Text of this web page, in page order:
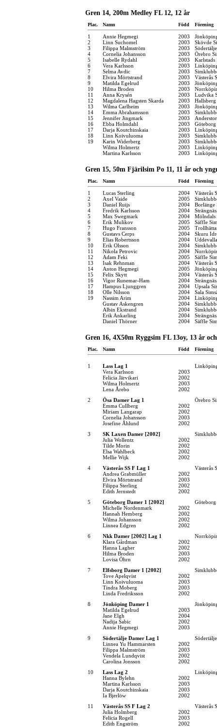
Gren 14, 200m Medley FL 12, 12 år
Plac. Namn Född Förening
1 Annie Hegmegi 2003
2
Linn Suchomel 2003
Skövde
3
Filippa Malmström 2003
4
Cornelia Johansson 2003
Örebro
5
Isabelle Rydahl 2003
Karlstads
6
Vera Karlsson 2003
7
Selma Avdic 2003
8
Elvira Mörtstrand 2003
Västerås
9
Matilda Egelrud 2003
10
Hilma Broden 2003
11
Anna Krysén 2003
Ludvika
12
Magdalena Hagsten Skarda 2003
13
Wilma Carlheim 2003
14
Emma Abrahamsson 2003
15
Jennifer Jingmark 2003
16
Ebba Holmdahl 2003
Göteborg
17
Darja Koutchinskaia 2003
18
Linn Koivuluoma 2003
19
Karin Widerberg 2003
Wilma Holmertz
2003
Martina Karlsson
2003
Gren 15, 50m Fjärilsim Po 11, 11 år och
Plac. Namn Född Förening
1 Lucas Sterling 2004
Västerås
2
Axel Vaide 2005
3
Daniel Ruijs 2004
Borlänge
4
Fredrik Karlsson 2004
5
Max Swegmark 2004
Mölndals
6
Erik Mulikov 2005
Säffle
7
Hugo Fransson 2005
8
Gustavs Cerps 2004
Skuru
9
Elias Robertsson 2004
10
Erik Olsson 2004
11
Nikola Petrovic 2004
12
Adam Feki 2005
Säffle
13
Isak Rehnman 2004
Västerås
14
Anton Hegmegi 2005
15
Felix Skytt 2004
Västerås
16
Vigor Runemar-Ham 2004
17
Hampus Ljunggren 2004
Upsala
18
Olle Nilsson 2004
Sala
19
Nassim Arim 2004
Gustav Askengren
2004
Albin Ekstrand
2004
Erik Ankarling
2004
Daniel Thörner
2004 Säffle
Gren 16, 4X50m Ryggsim FL 13oy, 13 år
Plac. Namn Född Förening
1 Lass Lag 1
Vera Karlsson
2003
Felicia Järvikari
2002
Wilma Holmertz
2003
Lena Årebo
2002
2
Ösa Damer Lag 1
Örebro
Emma Cullberg
2002
Miriam Langarap
2002
Cornelia Johansson
2003
Josefine Åhlund
2002
3
SK Laxen Damer [2002]
Julia Wollentz
2002
Tilde Morin
2002
Elsa Wahlbeck
2002
Mellie Wijk
2002
4
Västerås SS F Lag 1
Västerås
Andrea Grabmüller
2002
Elvira Mörtstrand
2003
Filippa Sterling
2002
Edith Jernstedt
2002
5
Göteborg Damer 1 [2002]
Göteborg
Michelle Nordenmark
2002
Hannah Hemberg
2002
Wilma Johansson
2002
Linnea Edgren
2002
6
Nkk Damer [2002] Lag 1
Klara Gårdman
2002
Hanna Lagher
2002
Hilma Broden
2003
Lovisa Öhrn
2002
7
Elfsborg Damer 1 [2002]
Tove Apelqvist
2002
Linn Koivuluoma
2003
Tindra Moberg
2003
Linda Fredriksson
2002
8
Jönköping Damer 1
Matilda Egelrud
2003
Jane Elgh
2004
Nadija Sabic
2002
Annie Hegmegi
2003
9
Södertälje Damer Lag 1
Linnea Yu Hammarsten
2002
Filippa Malmström
2003
Vendela Lundqvist
2002
Carolina Jonsson
2002
10
Lass Lag 2
Hanna Bylehn
2002
Martina Karlsson
2003
Darja Koutchinskaia
2003
Ia Bjerlöw
2002
11
Västerås SS F Lag 2
Västerås
Julia Holmberg
2002
Felicia Rogell
2003
Edith Engström
2002